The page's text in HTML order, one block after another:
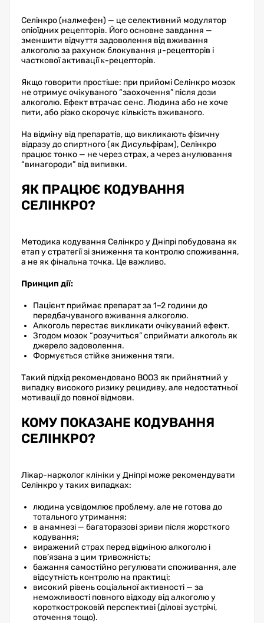
Селінкро (налмефен) — це селективний модулятор
опіоїдних рецепторів. Його основне завдання —
зменшити відчуття задоволення від вживання
алкоголю за рахунок блокування μ-рецепторів і
часткової активації κ-рецепторів.
Якщо говорити простіше: при прийомі Селінкро мозок
не отримує очікуваного “заохочення” після дози
алкоголю. Ефект втрачає сенс. Людина або не хоче
пити, або різко скорочує кількість вживаного.
На відміну від препаратів, що викликають фізичну
відразу до спиртного (як Дисульфірам), Селінкро
працює тонко — не через страх, а через анулювання
“винагороди” від випивки.
ЯК ПРАЦЮЄ КОДУВАННЯ
СЕЛІНКРО?
Методика кодування Селінкро у Дніпрі побудована як
етап у стратегії зі зниження та контролю споживання,
а не як фінальна точка. Це важливо.
Принцип дії:
Пацієнт приймає препарат за 1–2 години до
передбачуваного вживання алкоголю.
Алкоголь перестає викликати очікуваний ефект.
Згодом мозок “розучиться” сприймати алкоголь як
джерело задоволення.
Формується стійке зниження тяги.
Такий підхід рекомендовано ВООЗ як прийнятний у
випадку високого ризику рецидиву, але недостатньої
мотивації до повної відмови.
КОМУ ПОКАЗАНЕ КОДУВАННЯ
СЕЛІНКРО?
Лікар-нарколог клініки у Дніпрі може рекомендувати
Селінкро у таких випадках:
людина усвідомлює проблему, але не готова до
тотального утримання;
в анамнезі — багаторазові зриви після жорсткого
кодування;
виражений страх перед відміною алкоголю і
пов’язана з цим тривожність;
бажання самостійно регулювати споживання, але
відсутність контролю на практиці;
високий рівень соціальної активності — за
неможливості повного відходу від алкоголю у
короткостроковій перспективі (ділові зустрічі,
оточення тощо).